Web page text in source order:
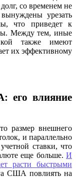
со временем не
урезать
что приведет к
Между тем, иные
также имеют
их эффективному
его влияние
размер внешнего
и параллельно
ставки, что
еще больше. И
расти быстрыми
США повлиять на